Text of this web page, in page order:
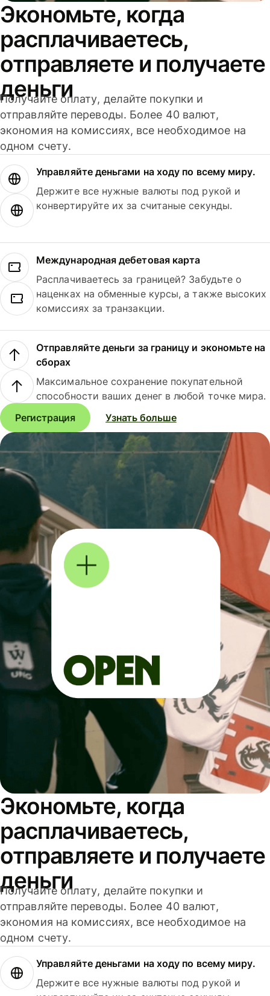
Экономьте, когда
расплачиваетесь,
отправляете и получаете
деньги
Получайте оплату, делайте покупки и
отправляйте переводы. Более 40 валют,
экономия на комиссиях, все необходимое на
одном счету.
Управляйте деньгами на ходу по всему миру.
Держите все нужные валюты под рукой и
конвертируйте их за считаные секунды.
Международная дебетовая карта
Расплачиваетесь за границей? Забудьте о
наценках на обменные курсы, а также высоких
комиссиях за транзакции.
Отправляйте деньги за границу и экономьте на
сборах
Максимальное сохранение покупательной
способности ваших денег в любой точке мира.
Регистрация
Узнать больше
Экономьте, когда
расплачиваетесь,
отправляете и получаете
деньги
Получайте оплату, делайте покупки и
отправляйте переводы. Более 40 валют,
экономия на комиссиях, все необходимое на
одном счету.
Управляйте деньгами на ходу по всему миру.
Держите все нужные валюты под рукой и